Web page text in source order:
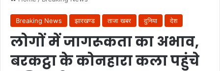
Breaking News झारखण्ड ताजा खबर दुनिया देश
लोगों में जागरूकता का अभाव,
बरकट्ठा के कोनहारा कला पहुंचे